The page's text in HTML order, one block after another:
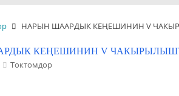
НАРЫН ШААРДЫК КЕҢЕШИНИН V
КЕҢЕШИНИН V
Токтомдор